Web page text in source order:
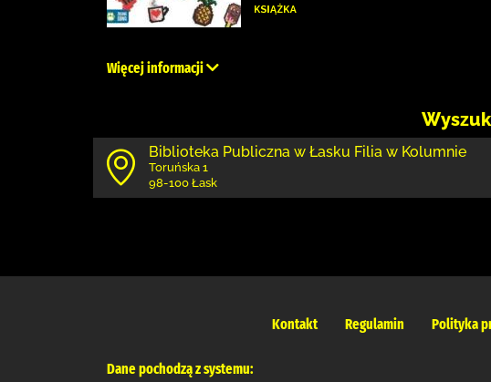
Więcej informacji
Biblioteka Publiczna w Łasku Filia w Kolumnie
Toruńska 1
98-100 Łask
Kontakt Regulamin Polityka
Dane pochodzą z systemu: